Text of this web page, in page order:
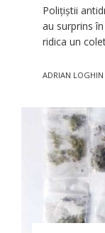
Poliţiştii
au surprins
ridica un
ADRIAN LOGHIN